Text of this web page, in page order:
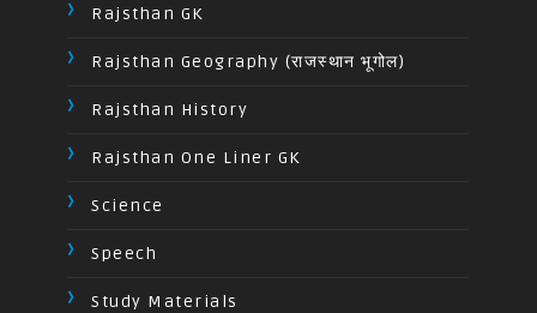
Rajsthan GK
Rajsthan Geography (राजस्थान भूगोल)
Rajsthan History
Rajsthan One Liner GK
Science
Speech
Study Materials